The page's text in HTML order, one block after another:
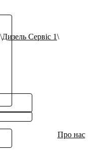
Дизель Сервіс 1
Про нас